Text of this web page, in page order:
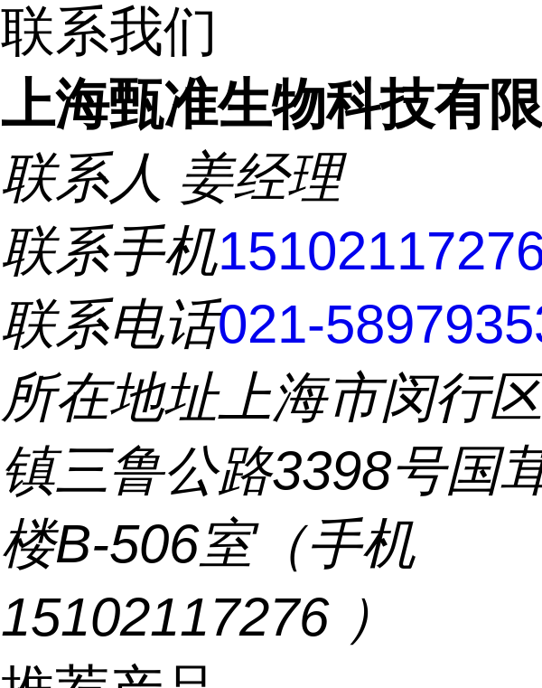
联系我们
上海甄准生物科技有
联系人 姜经理
联系手机
联系电话021-
所在地址上海市闵行
镇三鲁公路3398号国
楼B-506室（手机
15102117276 ）